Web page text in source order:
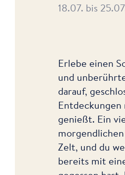
18.07. bis
Erlebe einen
und
darauf,
genießt. Ein
Zelt, und du
bereits mit